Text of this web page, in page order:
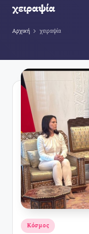
χειραψία
Αρχική χειραψία
Αναρτήθηκε
Κόσμος